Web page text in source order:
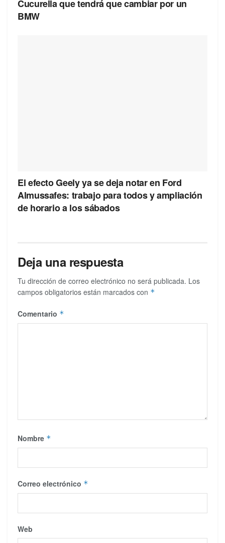
Cucurella que tendrá que cambiar por un
BMW
El efecto Geely ya se deja notar en Ford
Almussafes: trabajo para todos y ampliación
de horario a los sábados
Deja una respuesta
Tu dirección de correo electrónico no será publicada. Los
campos obligatorios están marcados con *
Comentario *
Nombre *
Correo electrónico *
Web